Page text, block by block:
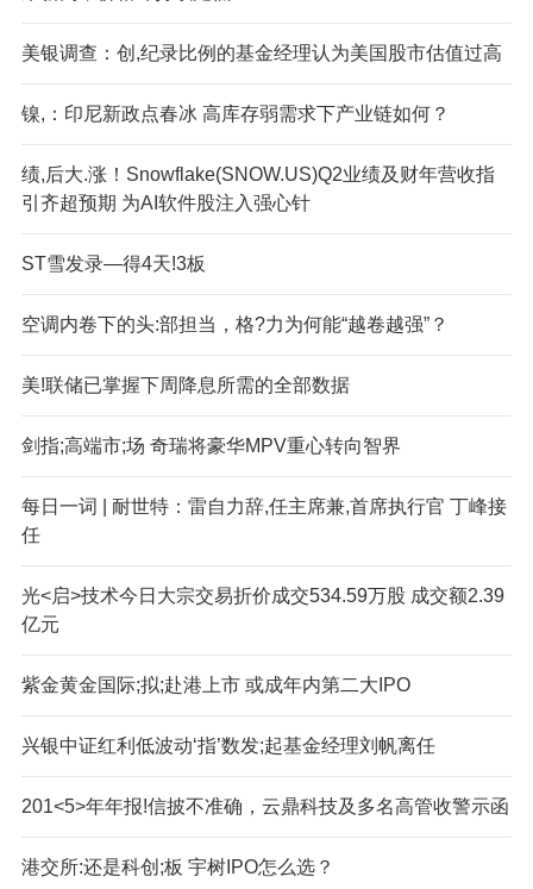
美银调查：创,纪录比例的基金经理认为美国股市估值过高
镍,：印尼新政点春冰 高库存弱需求下产业链如何？
绩,后大.涨！Snowflake(SNOW.US)Q2业绩及财年营收指
引齐超预期 为AI软件股注入强心针
ST雪发录—得4天!3板
空调内卷下的头:部担当，格?力为何能“越卷越强”？
美!联储已掌握下周降息所需的全部数据
剑指;高端市;场 奇瑞将豪华MPV重心转向智界
每日一词 | 耐世特：雷自力辞,任主席兼,首席执行官 丁峰接
任
光<启>技术今日大宗交易折价成交534.59万股 成交额2.39
亿元
紫金黄金国际;拟;赴港上市 或成年内第二大IPO
兴银中证红利低波动‘指’数发;起基金经理刘帆离任
201<5>年年报!信披不准确，云鼎科技及多名高管收警示函
港交所:还是科创;板 宇树IPO怎么选？